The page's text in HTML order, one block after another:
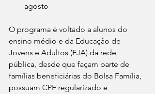
agosto
O programa é voltado a alunos do
ensino médio e da Educação de
Jovens e Adultos (EJA) da rede
pública, desde que façam parte de
famílias beneficiárias do Bolsa Família,
possuam CPF regularizado e